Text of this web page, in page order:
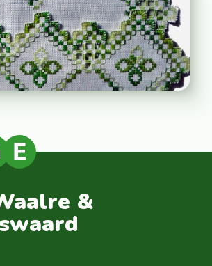
&